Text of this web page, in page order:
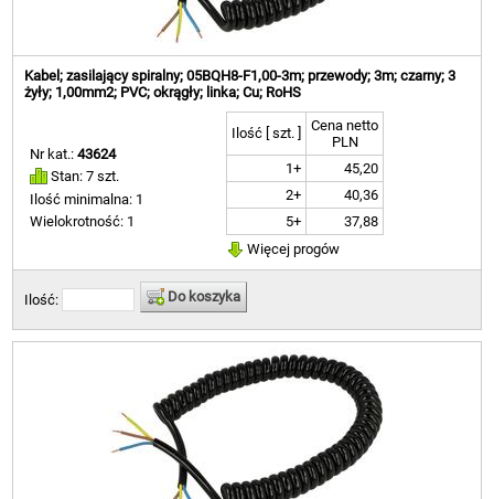
Kabel; zasilający spiralny; 05BQH8-F1,00-3m; przewody; 3m; czarny; 3
żyły; 1,00mm2; PVC; okrągły; linka; Cu; RoHS
Nr kat.:43624
Stan: 7 szt.
Ilość minimalna: 1
Wielokrotność: 1
Ilość [ szt. ]
Cena netto
PLN
1+
45,20
2+
40,36
5+
37,88
Więcej progów
Ilość: Do koszyka